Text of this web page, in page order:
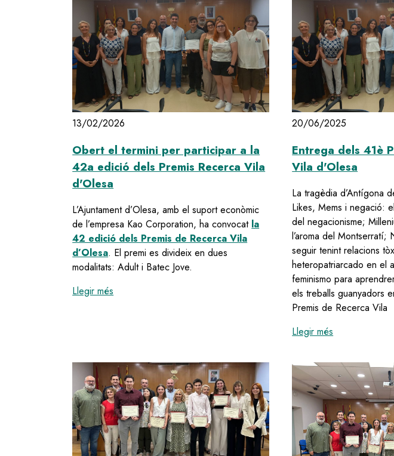
13/02/2026
Obert el termini per participar a la
42a edició dels Premis Recerca Vila
d'Olesa
L’Ajuntament d’Olesa, amb el suport econòmic
de l’empresa Kao Corporation, ha convocat la
42 edició dels Premis de Recerca Vila
d’Olesa. El premi es divideix en dues
modalitats: Adult i Batec Jove.
Llegir més
Obert el termini per participar a la 42a edició dels Premis
20/06/2025
Entrega dels 41è
Vila d'Olesa
La tragèdia d’Antígona
Likes, Mems i negació:
del negacionisme;
l’aroma del Montserratí;
seguir tenint relacions
heteropatriarcado en el
feminismo para
els treballs guanyadors
Premis de Recerca Vila
Llegir més
Entrega